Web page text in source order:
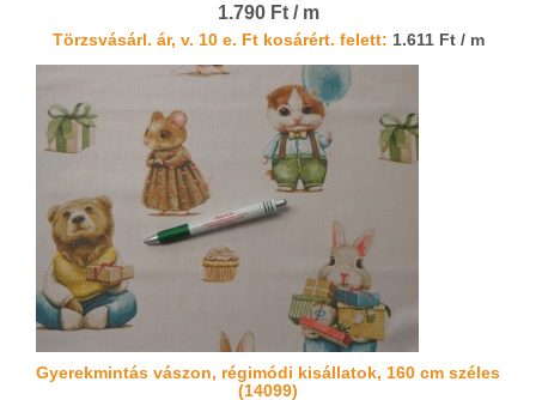
1.790 Ft / m
Törzsvásárl. ár, v. 10 e. Ft kosárért. felett: 1.611 Ft / m
Gyerekmintás vászon, régimódi kisállatok, 160 cm széles
(14099)